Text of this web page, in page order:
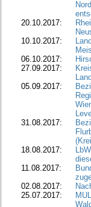
20.10.2017:
10.10.2017:
06.10.2017:
27.09.2017:
05.09.2017:
31.08.2017:
18.08.2017:
11.08.2017:
02.08.2017:
25.07.2017: